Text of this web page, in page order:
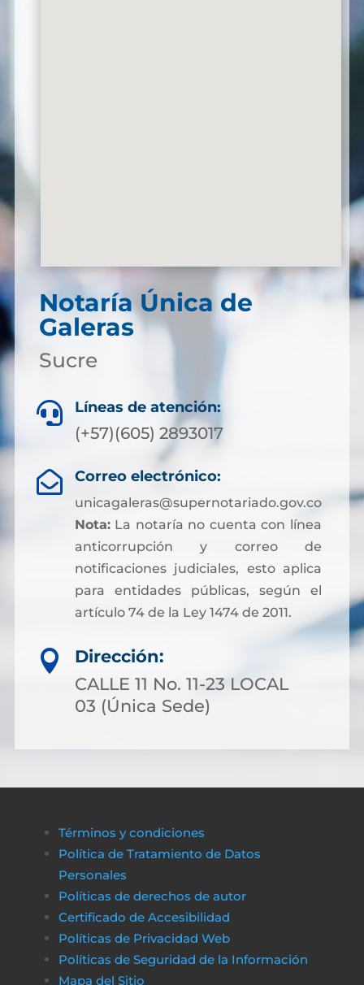
Notaría Única de
Galeras
Sucre
 Líneas de atención:
(+57)(605) 2893017
 Correo electrónico:
unicagaleras@supernotariado.gov.co
Nota:La notaría no cuenta con línea
anticorrupción y correo de
notificaciones judiciales, esto aplica
para entidades públicas, según el
artículo 74 de la Ley 1474 de 2011.

Dirección:
CALLE 11 No. 11-23 LOCAL
03 (Única Sede)
Términos y condiciones
Política de Tratamiento de Datos
Personales
Políticas de derechos de autor
Certificado de Accesibilidad
Políticas de Privacidad Web
Políticas de Seguridad de la Información
Mapa del Sitio